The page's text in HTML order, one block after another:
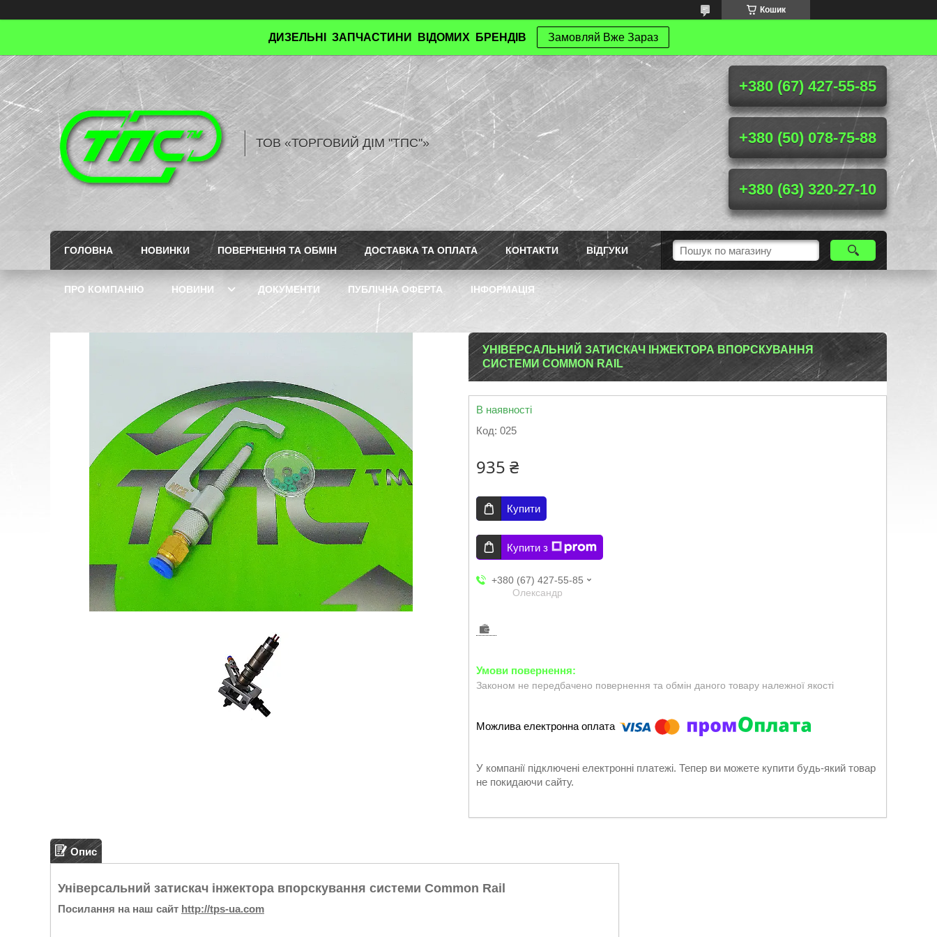
Кошик
ДИЗЕЛЬНІ ЗАПЧАСТИНИ ВІДОМИХ БРЕНДІВ Замовляй Вже Зараз
ТОВ «ТОРГОВИЙ ДІМ "ТПС"»
+380 (67) 427-55-85
+380 (50) 078-75-88
+380 (63) 320-27-10
ГОЛОВНА НОВИНКИ ПОВЕРНЕННЯ ТА ОБМІН ДОСТАВКА ТА ОПЛАТА КОНТАКТИ ВІДГУКИ
ПРО КОМПАНІЮ НОВИНИ ДОКУМЕНТИ ПУБЛІЧНА ОФЕРТА ІНФОРМАЦІЯ
УНІВЕРСАЛЬНИЙ ЗАТИСКАЧ ІНЖЕКТОРА ВПОРСКУВАННЯ
СИСТЕМИ COMMON RAIL
В наявності
Код: 025
935 ₴
Купити
Купити з
+380 (67) 427-55-85
Олександр
Законом не передбачено повернення та обмін даного товару належної якості
У компанії підключені електронні платежі. Тепер ви можете купити будь-який товар
не покидаючи сайту.
Опис
Універсальний затискач інжектора впорскування системи Common Rail
Посилання на наш сайт http://tps-ua.com